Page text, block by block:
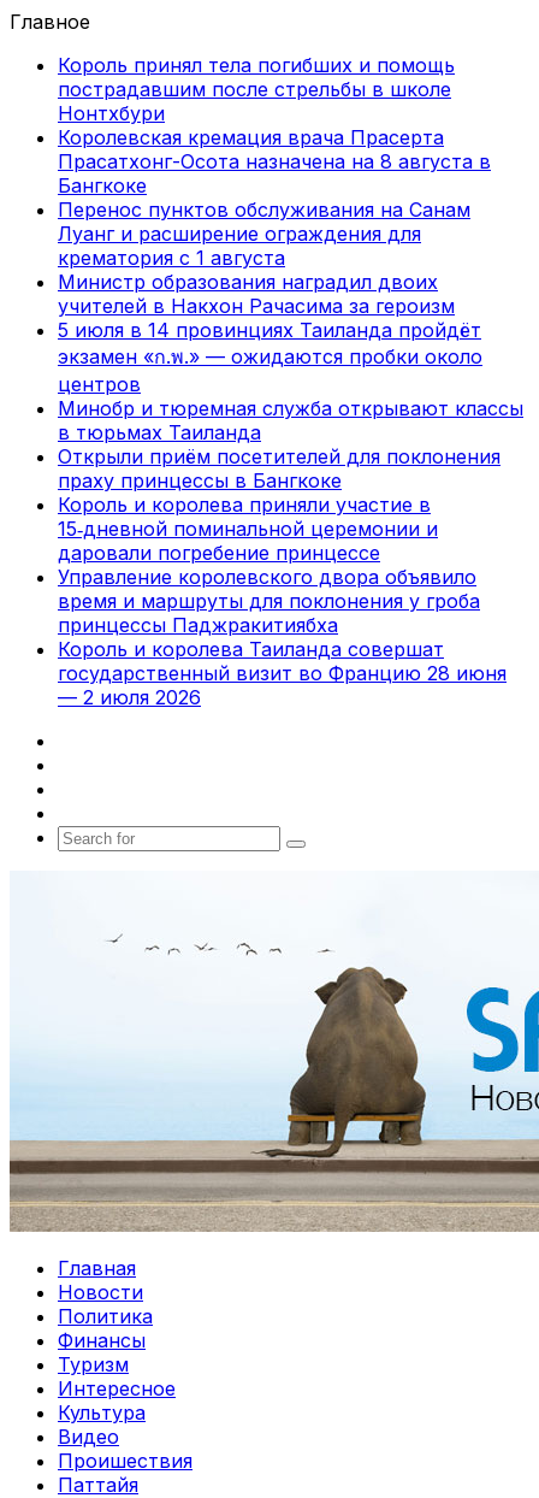
Главное
Король принял тела погибших и помощь
пострадавшим после стрельбы в школе
Нонтхбури
Королевская кремация врача Прасерта
Прасатхонг-Осота назначена на 8 августа в
Бангкоке
Перенос пунктов обслуживания на Санам
Луанг и расширение ограждения для
крематория с 1 августа
Министр образования наградил двоих
учителей в Накхон Рачасима за героизм
5 июля в 14 провинциях Таиланда пройдёт
экзамен «ก.พ.» — ожидаются пробки около
центров
Минобр и тюремная служба открывают классы
в тюрьмах Таиланда
Открыли приём посетителей для поклонения
праху принцессы в Бангкоке
Король и королева приняли участие в
15‑дневной поминальной церемонии и
даровали погребение принцессе
Управление королевского двора объявило
время и маршруты для поклонения у гроба
принцессы Паджракитиябха
Король и королева Таиланда совершат
государственный визит во Францию 28 июня
— 2 июля 2026
Search
Главная
Новости
Политика
Финансы
Туризм
Интересное
Культура
Видео
Проишествия
Паттайя